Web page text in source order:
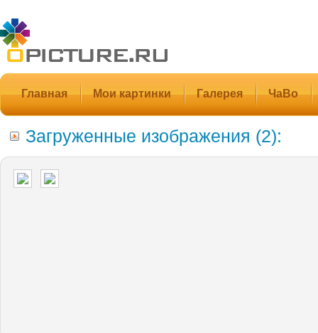
Главная Мои картинки Галерея ЧаВо
Загруженные изображения (2):